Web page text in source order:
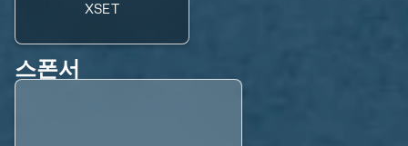
XSET
스폰서